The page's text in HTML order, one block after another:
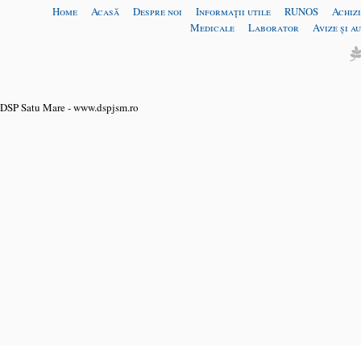
Home Acasă Despre noi Informaţii utile RUNOS
Medicale
Laborator Avize și
DSP Satu Mare - www.dspjsm.ro